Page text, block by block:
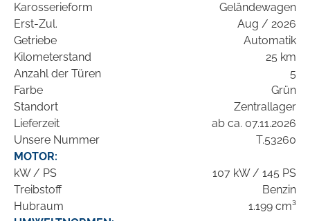
Karosserieform
Geländewagen
Erst-Zul.
Aug / 2026
Getriebe
Automatik
Kilometerstand
25 km
Anzahl der Türen
5
Farbe
Grün
Standort
Zentrallager
Lieferzeit
ab ca. 07.11.2026
Unsere Nummer
T.53260
MOTOR:
kW / PS
107 kW / 145 PS
Treibstoff
Benzin
Hubraum
1.199 cm³